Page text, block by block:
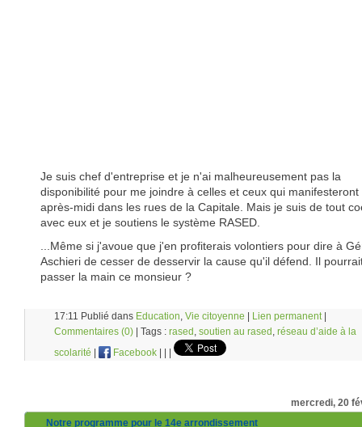
Je suis chef d'entreprise et je n'ai malheureusement pas la
disponibilité pour me joindre à celles et ceux qui manifesteront
après-midi dans les rues de la Capitale. Mais je suis de tout
avec eux et je soutiens le système RASED.
...Même si j'avoue que j'en profiterais volontiers pour dire à
Aschieri de cesser de desservir la cause qu'il défend. Il
passer la main ce monsieur ?
17:11 Publié dans Education, Vie citoyenne Lien permanent|
Commentaires (0) | Tags : rased , soutien au rased , réseau d’aide à la
scolarité
Facebook
mercredi, 20
Notre programme pour le 14e arrondissement